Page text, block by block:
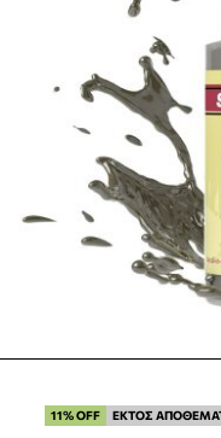
11% OFF ΕΚΤΟΣ